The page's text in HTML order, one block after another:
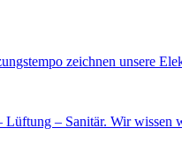
zeichnen unsere
– Sanitär. Wir wissen